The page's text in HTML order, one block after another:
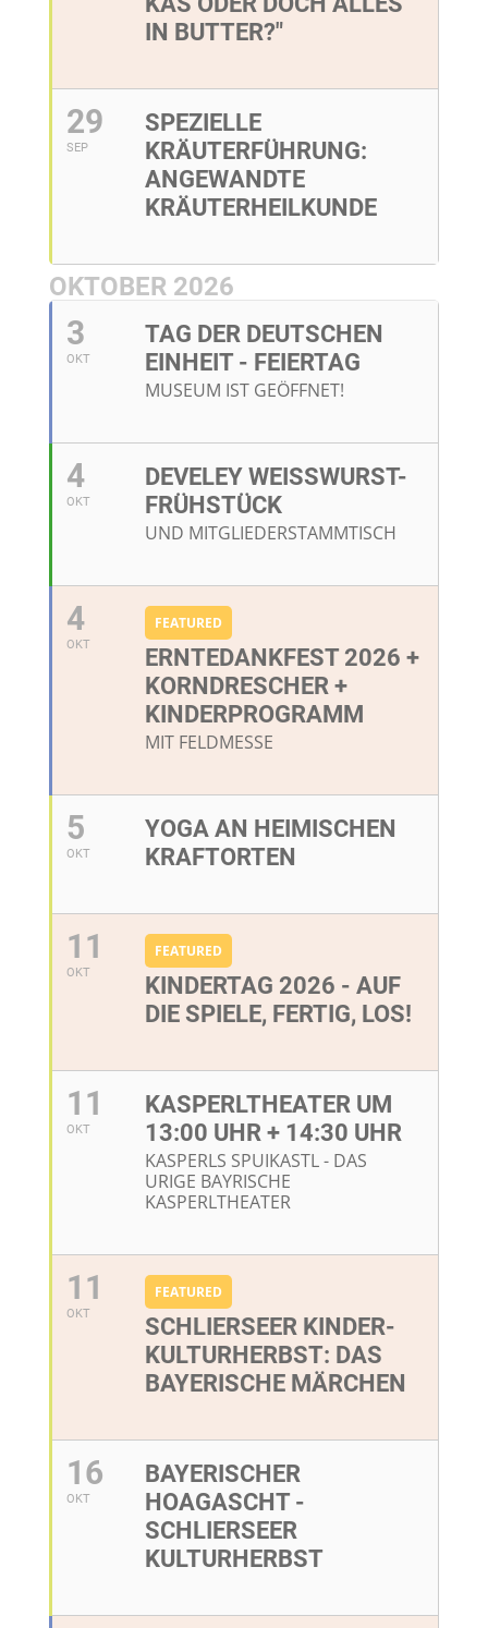
IN BUTTER?"
29
SEP
SPEZIELLE
KRÄUTERFÜHRUNG:
ANGEWANDTE
KRÄUTERHEILKUNDE
OKTOBER 2026
3
OKT
TAG DER DEUTSCHEN
EINHEIT - FEIERTAG
MUSEUM IST GEÖFFNET!
4
OKT
DEVELEY WEISSWURST-F
RÜHSTÜCK
UND MITGLIEDERSTAMMTISCH
4
OKT
FEATURED
ERNTEDANKFEST 2026 +
KORNDRESCHER +
KINDERPROGRAMM
MIT FELDMESSE
5
OKT
YOGA AN HEIMISCHEN
KRAFTORTEN
11
OKT
FEATURED
KINDERTAG 2026 - AUF
DIE SPIELE, FERTIG, LOS!
11
OKT
KASPERLTHEATER UM
13:00 UHR + 14:30 UHR
KASPERLS SPUIKASTL - DAS
URIGE BAYRISCHE
KASPERLTHEATER
11
OKT
FEATURED
SCHLIERSEER KINDER-
KULTURHERBST: DAS
BAYERISCHE MÄRCHEN
16
OKT
BAYERISCHER
HOAGASCHT -
SCHLIERSEER
KULTURHERBST